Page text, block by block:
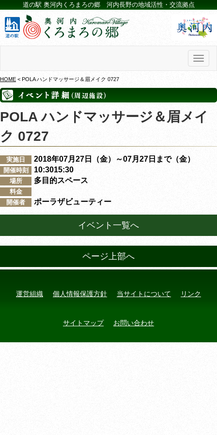
道の駅 奥河内くろまろの郷 河内長野の地域活性・交流拠点
HOME < POLA ハンドマッサージ＆眉メイク 0727
POLA ハンドマッサージ＆眉メイ
ク 0727
実施日 2018年07月27日（金）～07月27日まで（金）
開催時刻 10:3015:30
場所 多目的スペース
料金
開催者
ポーラザビューティー
イベント一覧へ
ページ上部へ
運営組織 個人情報保護方針 当サイトについて リンク
サイトマップ お問い合わせ